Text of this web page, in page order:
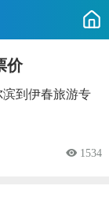
价
到伊春旅游专
 1534